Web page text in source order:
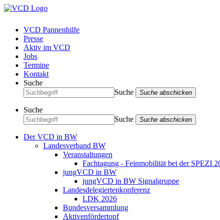
VCD Pannenhilfe
Presse
Aktiv im VCD
Jobs
Termine
Kontakt
Suche
Suche
Suche abschicken
Suche
Suche
Suche abschicken
Der VCD in BW
Landesverband BW
Veranstaltungen
Fachtagung - Feinmobilität bei der SPEZI
jungVCD in BW
jungVCD in BW Signalgruppe
Landesdelegiertenkonferenz
LDK 2026
Bundesversammlung
Aktivenfördertopf